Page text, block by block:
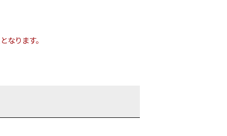
ります。